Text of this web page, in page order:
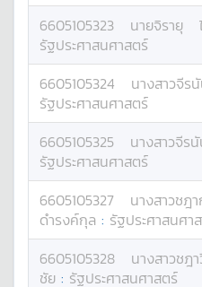
6605105323 นายจิรายุ
รัฐประศาสนศาสตร์
6605105324 นางสาวจีร
รัฐประศาสนศาสตร์
6605105325 นางสาวจีร
รัฐประศาสนศาสตร์
6605105327 นางสาวชฎ
ดำรงค์กุล : รัฐประศาสนศา
6605105328 นางสาวชฎ
ชัย : รัฐประศาสนศาสตร์